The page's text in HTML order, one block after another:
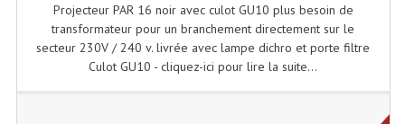
Flight-Case CDs Et Disques Vinyls
Flight-Case Pour Contrôleur DJ
Projecteur PAR 16 noir avec culot GU10 plus besoin de
transformateur pour un branchement directement sur le
secteur 230V / 240 v. livrée avec lampe dichro et porte filtre
Culot GU10 - cliquez-ici pour lire la suite...